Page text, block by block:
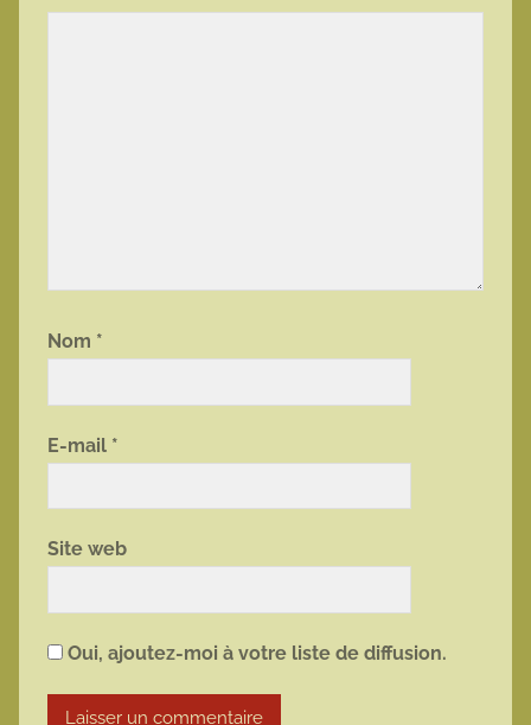
Nom *
E-mail *
Site web
Oui, ajoutez-moi à votre liste de diffusion.